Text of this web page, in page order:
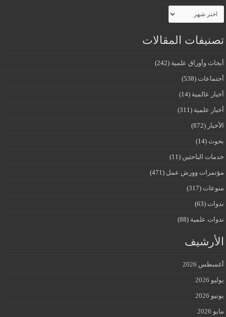
الأرشيف
تصنيفات المقالات
أبحاث وأوراق علمية (242)
أجتماعات (538)
أخبار عالمية (14)
أخبار علمية (311)
الأخبار (872)
بحوث (14)
خدمات الباحثين (11)
مؤتمرات وورش عمل (471)
منوعات (317)
ندوات (63)
ندوات علمية (88)
الأرشيف
أغسطس 2026
يوليو 2026
يونيو 2026
مايو 2026